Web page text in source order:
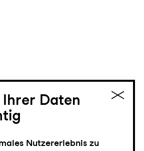
Daten
Nutzererlebnis zu